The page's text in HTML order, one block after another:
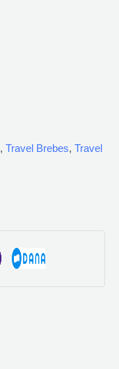
, Travel Brebes, Travel